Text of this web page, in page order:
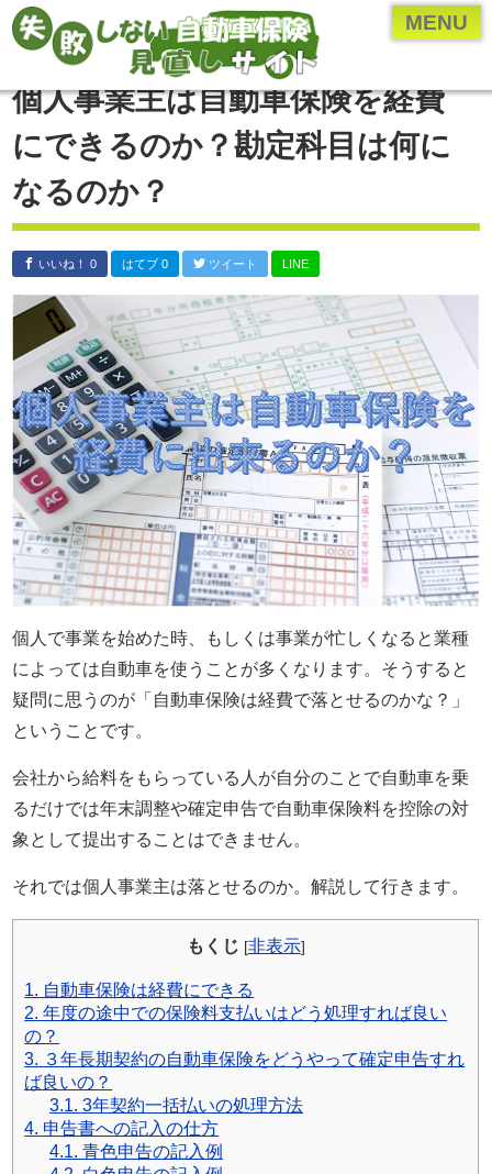
MENU
ページメニュー一覧
乗り換え(切り替え)・見直しについて
保険のプロ直伝、お得な情報やとっておきの情報
各保険会社・保険業界の研究
年齢・車種別の保険内容を検証
自動車保険の付随知識
自動車保険の基礎知識
運営者について
運営者：河原あたる
保険代理店に勤める現役の
保険営業マン。
代理店に勤める前は
ペーパードライバー。
保険業界に入るまで
自動車保険の知識は全くなかった。
現在では年間７００件以上の
自動車保険の新規・変更手続き、
年間３００件以上の
自動車事故の対応を行う。
自動車事故の場合には
直接現場に行き、
自動車保険の知識ゼロから様々な経験を重ねることで理解した
知識を、
もっと多くの人に知ってほしいと願い、このサイトを立ち上げ
る。Read More…
サイト運営情報
プライバシーポリシー（個人情報保護方針）
免責事項
お問い合わせフォーム
サイトマップ
個人事業主は自動車保険を経費
にできるのか？勘定科目は何に
なるのか？
いいね！ 0 はてブ 0 ツイート LINE
個人で事業を始めた時、もしくは事業が忙しくなると業種
によっては自動車を使うことが多くなります。そうすると
疑問に思うのが「自動車保険は経費で落とせるのかな？」
ということです。
会社から給料をもらっている人が自分のことで自動車を乗
るだけでは年末調整や確定申告で自動車保険料を控除の対
象として提出することはできません。
それでは個人事業主は落とせるのか。解説して行きます。
もくじ [非表示]
1. 自動車保険は経費にできる
2. 年度の途中での保険料支払いはどう処理すれば良い
の？
3. ３年長期契約の自動車保険をどうやって確定申告すれ
ば良いの？
3.1. 3年契約一括払いの処理方法
4. 申告書への記入の仕方
4.1. 青色申告の記入例